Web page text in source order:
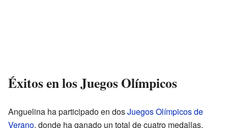
Éxitos en los Juegos Olímpicos
Anguelina ha participado en dosJuegos Olímpicos de
Verano, donde ha ganado un total de cuatro medallas.